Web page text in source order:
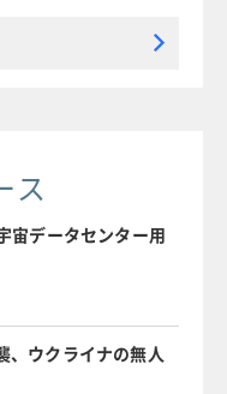
ス
宙データセンター用
、ウクライナの無人